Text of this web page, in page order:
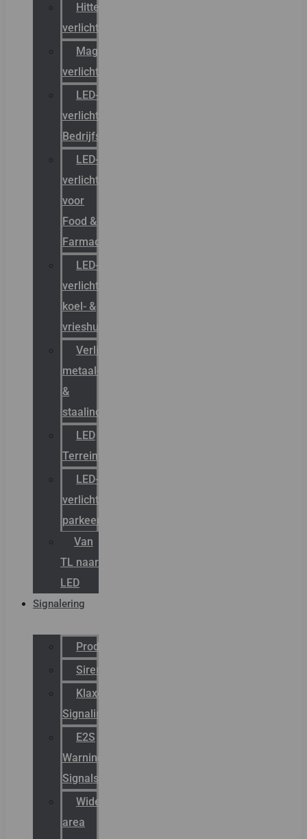
Hittebestendige
verlichting
Magazijn
verlichting
LED-
verlichting
Bedrijfshal
LED-
verlichting
voor
Food &
Farmacie
LED-
verlichting
koel- &
vrieshuizen
Verlichting
metaal-
&
staalindustrie
LED
Terreinverlichting
LED-
verlichting
parkeergarage
Van
TL naar
LED
Signalering
Productcatalogus
Sirena
Klaxon
Signaling
E2S
Warning
Signals
Wide
area